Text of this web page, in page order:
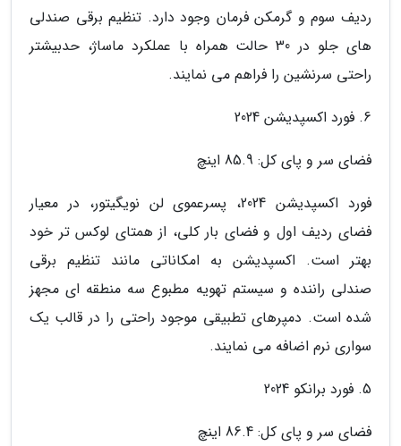
ردیف سوم و گرمکن فرمان وجود دارد. تنظیم برقی صندلی
های جلو در 30 حالت همراه با عملکرد ماساژ، حدبیشتر
راحتی سرنشین را فراهم می نمایند.
6. فورد اکسپدیشن 2024
فضای سر و پای کل: 85.9 اینچ
فورد اکسپدیشن 2024، پسرعموی لن نویگیتور، در معیار
فضای ردیف اول و فضای بار کلی، از همتای لوکس تر خود
بهتر است. اکسپدیشن به امکاناتی مانند تنظیم برقی
صندلی راننده و سیستم تهویه مطبوع سه منطقه ای مجهز
شده است. دمپرهای تطبیقی موجود راحتی را در قالب یک
سواری نرم اضافه می نمایند.
5. فورد برانکو 2024
فضای سر و پای کل: 86.4 اینچ